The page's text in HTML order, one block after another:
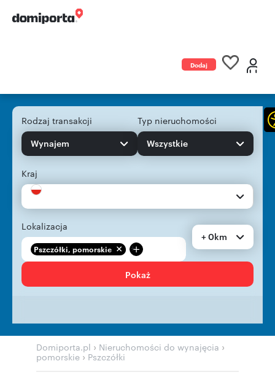
Dodaj
Rodzaj transakcji
Wynajem
Typ nieruchomości
Wszystkie
Kraj
Lokalizacja
Pszczółki, pomorskie +
+ 0km
Pokaż
Domiporta.pl › Nieruchomości do wynajęcia ›
pomorskie › Pszczółki